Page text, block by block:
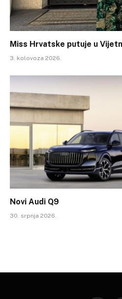
Miss Hrvatske putuje u
3. kolovoza 2026.
Novi Audi Q9
30. srpnja 2026.